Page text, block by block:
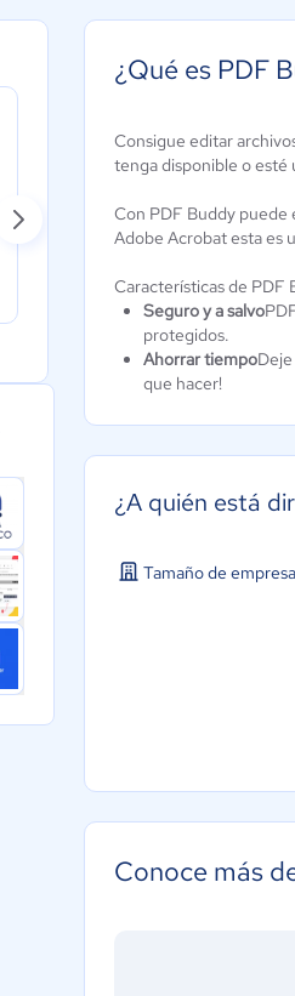
PDFLiner
calificación
¿Qué es PDF
Consigue editar
tenga disponible o esté
Con PDF Buddy puede
Adobe Acrobat esta es
Características de PDF
Seguro y a salvo
protegidos.
Ahorrar tiempo
que hacer!
¿A quién está
Tamaño de empresa
Conoce más